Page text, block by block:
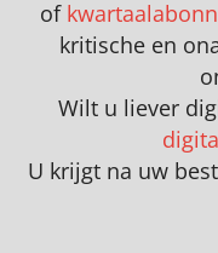
of
kritische en
Wilt u liever
U krijgt na uw